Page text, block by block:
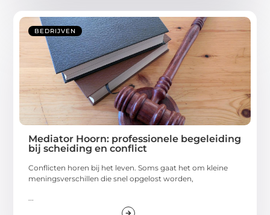
BEDRIJVEN
Mediator Hoorn: professionele begeleiding
bij scheiding en conflict
Conflicten horen bij het leven. Soms gaat het om kleine
meningsverschillen die snel opgelost worden,